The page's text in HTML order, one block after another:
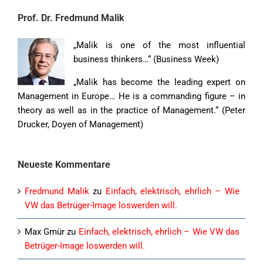
Prof. Dr. Fredmund Malik
„Malik is one of the most influential
business thinkers…“ (Business Week)
„Malik has become the leading expert on
Management in Europe… He is a commanding figure – in
theory as well as in the practice of Management.“ (Peter
Drucker, Doyen of Management)
Neueste Kommentare
Fredmund Malikzu Einfach, elektrisch, ehrlich – Wie
VW das Betrüger-Image loswerden will.
Max Gmür zu Einfach, elektrisch, ehrlich – Wie VW das
Betrüger-Image loswerden will.